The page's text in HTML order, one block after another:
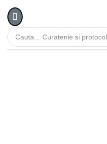
Cauta... Curatenie si protocol